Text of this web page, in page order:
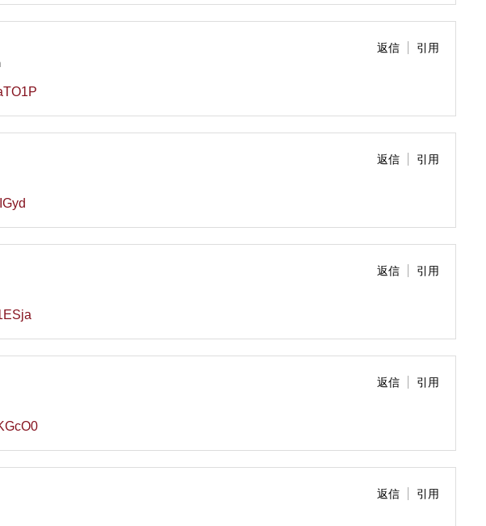
返信 引用
返信 引用
返信 引用
返信 引用
返信 引用